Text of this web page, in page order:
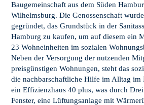
Baugemeinschaft aus dem Süden
Wilhelmsburg. Die Genossenschaft
gegründet, das Grundstück in der
Hamburg zu kaufen, um auf diesem ein
23 Wohneinheiten im sozialen
Neben der Versorgung der nutzenden
preisgünstigen Wohnungen, steht das
die nachbarschaftliche Hilfe im Alltag im
ein Effizienzhaus 40 plus, was durch
Fenster, eine Lüftungsanlage mit